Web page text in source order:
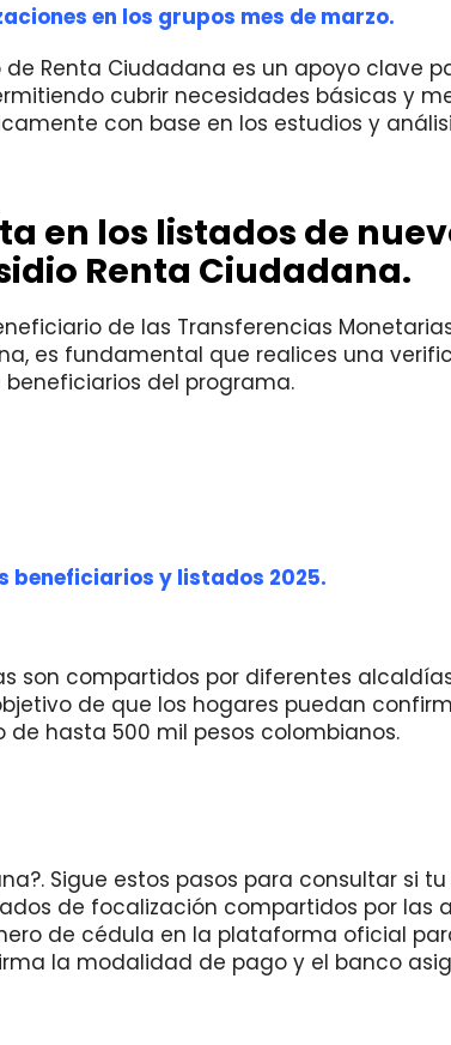
en los grupos mes de marzo.
Renta Ciudadana es un apoyo clave
cubrir necesidades básicas y
con base en los estudios y
en los listados de
Renta Ciudadana.
de las Transferencias
es fundamental que realices una
del programa.
beneficiarios y listados 2025.
son compartidos por diferentes
de que los hogares puedan
hasta 500 mil pesos colombianos.
Sigue estos pasos para consultar si
de focalización compartidos por las
de cédula en la plataforma oficial
la modalidad de pago y el banco